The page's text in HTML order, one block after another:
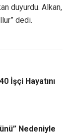
duyurdu. Alkan,
dedi.
İşçi Hayatını
Nedeniyle